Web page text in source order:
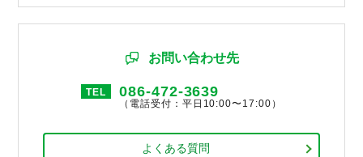
お問い合わせ先
TEL 086-472-3639
（電話受付：平日10:00〜17:00）
よくある質問